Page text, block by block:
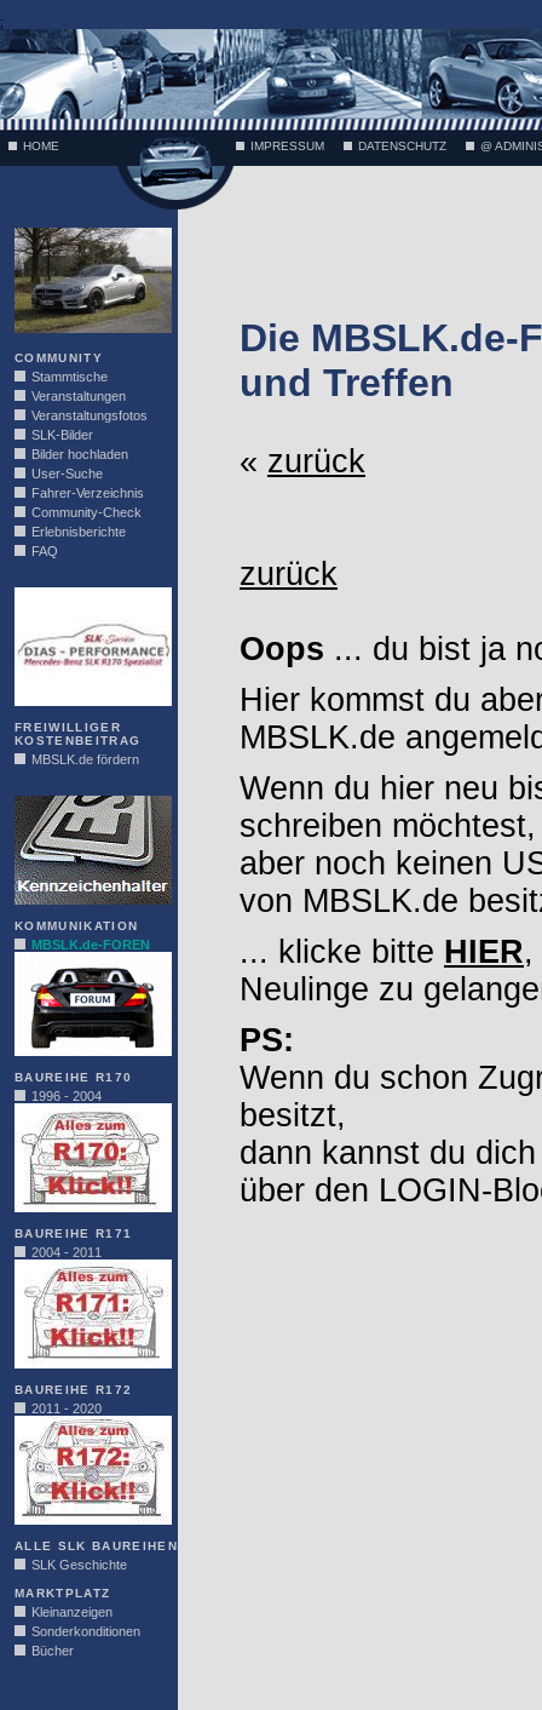
;
HOME IMPRESSUM DATENSCHUTZ @
COMMUNITY
Stammtische
Veranstaltungen
Veranstaltungsfotos
SLK-Bilder
Bilder hochladen
User-Suche
Fahrer-Verzeichnis
Community-Check
Erlebnisberichte
FAQ
FREIWILLIGER
KOSTENBEITRAG
MBSLK.de fördern
KOMMUNIKATION
MBSLK.de-FOREN
BAUREIHE R170
1996 - 2004
BAUREIHE R171
2004 - 2011
BAUREIHE R172
2011 - 2020
ALLE SLK BAUREIHEN
SLK Geschichte
MARKTPLATZ
Kleinanzeigen
Sonderkonditionen
Bücher
Die MBSLK.de-
und Treffen
« zurück
zurück
Oops ... du bist ja
Hier kommst du
MBSLK.de
Wenn du hier neu
schreiben möchtest,
aber noch keinen
von MBSLK.de
... klicke bitte HIER,
Neulinge zu
PS:
Wenn du schon
besitzt,
dann kannst du
über den LOGIN-